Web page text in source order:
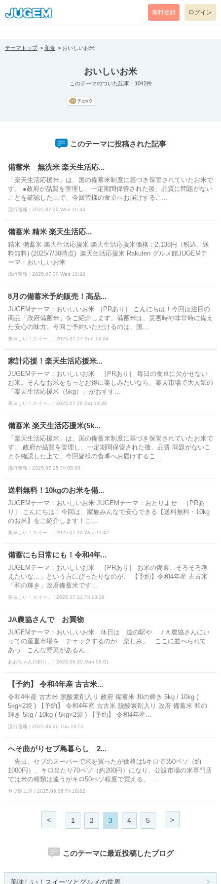
[pear_error: message="Success" code=0 mode=return level=notice
prefix="" info=""]
無料登録 ログイン
テーマトップ 和食 おいしいお米
おいしいお米
このテーマのついた記事：1042件
このテーマに投稿された記事
備蓄米 無洗米 楽天生活応...
「楽天生活応援米」は、国の備蓄米制度に基づき保管されていたお米で
す。 ●政府が品質を管理し、一定期間保管された後、品質に問題がない
ことを確認した上で、今回皆様の食卓へお届けするこ...
流行速報 | 2025.07.30 Wed 10:43
備蓄米 精米 楽天生活応...
精米 備蓄米 楽天生活応援米 楽天生活応援米価格：2,138円（税込、送
料無料) (2025/7/30時点) 楽天生活応援米 Rakuten グルメ館JUGEMテ
ーマ：おいしいお米
流行速報 | 2025.07.30 Wed 10:28
8月の備蓄米予約販売！高品...
JUGEMテーマ：おいしいお米 ［PRあり］ こんにちは！今回は注目の
商品「政府備蓄米」をご紹介します。備蓄米は、災害時や非常時に備え
た安心の味方。今回ご予約いただけるのは、国...
美味しい！スイー... | 2025.07.27 Sun 14:04
家計応援！楽天生活応援米...
JUGEMテーマ：おいしいお米 ［PRあり］ 毎日の食卓に欠かせない
お米。そんなお米をもっとお得に楽しみたいなら、楽天市場で大人気の
「楽天生活応援米（5kg）」がおすす...
美味しい！スイー... | 2025.07.26 Sat 14:30
備蓄米 楽天生活応援米(5k...
「楽天生活応援米」は、国の備蓄米制度に基づき保管されていたお米で
す。 政府が品質を管理し、一定期間保管された後、品質 問題がないこ
とを確認した上で、今回皆様の食卓へお届けするこ...
流行速報 | 2025.07.25 Fri 08:30
送料無料！10kgのお米を備...
JUGEMテーマ：おいしいお米 JUGEMテーマ：おとりよせ ［PRあ
り］ こんにちは！今回は、家族みんなで安心できる【送料無料・10kg
のお米】をご紹介します！こ...
美味しい！スイー... | 2025.07.23 Wed 11:42
備蓄にも日常にも！令和4年...
JUGEMテーマ：おいしいお米 ［PRあり］ お米の備蓄、そろそろ考
えたいな…」という方にぴったりなのが、 【予約】令和4年産 古古米
「和の輝き」政府備蓄米です...
美味しい！スイー... | 2025.07.11 Fri 13:36
JA農協さんで お買物
JUGEMテーマ：おいしいお米 休日は 道の駅や ＪＡ農協さんにい
っての産直市場を チェックするのが 楽しみ。 ここに並べられて
あっ こんな野菜があるん...
あおちゃんの釣り... | 2025.06.30 Mon 08:01
【予約】 令和4年産 古古米...
令和4年産 古古米 脱酸素剤入り 政府 備蓄米 和の輝き 5kg / 10kg (
5kg×2袋 ) 【予約】 令和4年産 古古米 脱酸素剤入り 政府 備蓄米 和の
輝き 5kg / 10kg ( 5kg×2袋 ) 【予約】 令和4年産...
流行速報 | 2025.06.26 Thu 19:51
へそ曲がりセブ島暮らし 2...
先日、セブのスーパーで米を買ったが価格は5キロで350ペソ（約
1000円）、キロ当たり70ペソ（約200円）になり、公設市場の米専門店
では米の種類は違うがキロ50ペソ程度で買える。 ...
セブ島工房 | 2025.06.06 Fri 18:32
< 1 2 3 4 5 >
このテーマに最近投稿したブログ
美味しい！スイーツとグルメの世界